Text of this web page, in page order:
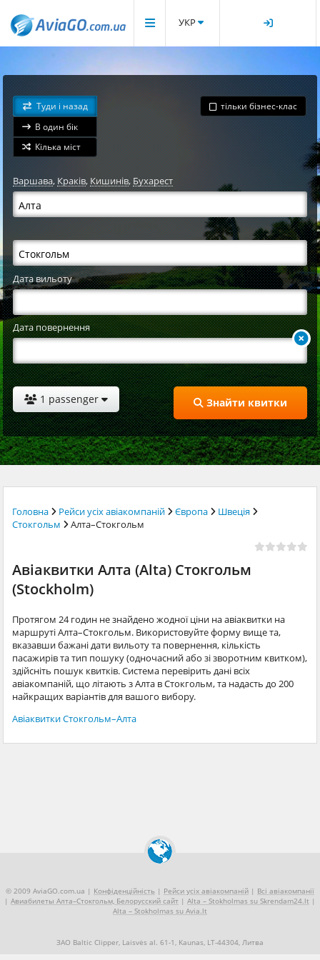
УКР
Туди і назад
В один бік
Кілька міст
тільки бізнес-клас
Варшава, Краків,Кишинів,Бухарест
Дата вильоту
Дата повернення
1 passenger Знайти квитки
Головна Рейси усіх авіакомпаній Європа
Швеція
Стокгольм
Алта–Стокгольм
Авіаквитки Алта (Alta) Стокгольм
(Stockholm)
Протягом 24 годин не знайдено жодної ціни на авіаквитки на
маршруті Алта–Стокгольм. Використовуйте форму вище та,
вказавши бажані дати вильоту та повернення, кількість
пасажирів та тип пошуку (одночасний або зі зворотним квитком),
здійсніть пошук квитків. Система перевірить дані всіх
авіакомпаній, що літають з Алта в Стокгольм, та надасть до 200
найкращих варіантів для вашого вибору.
Авіаквитки Стокгольм–Алта
© 2009 AviaGO.com.ua | Конфіденційність | Рейси усіх авіакомпаній | Всі авіакомпанії
| Авиабилеты Алта–Стокгольм, Белорусский сайт | Alta – Stokholmas su Skrendam24.lt |
Alta – Stokholmas su Avia.lt
ЗАО Baltic Clipper, Laisvės al. 61-1, Kaunas, LT-44304, Литва